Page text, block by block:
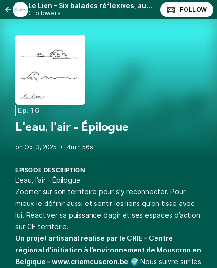
Le Lien - Six balades réflexives, audio-guidées pour se relier à son territoire
0 followers FOLLOW
Ep. 16
L'eau, l'air - Épilogue
• 4min 56s
EPISODE DESCRIPTION
L’eau, l’air - Épilogue
Zoomer sur son territoire pour s’y reconnecter. Pour
mieux le définir aussi et sentir les liens qu’on tisse avec
lui. Réactiver sa puissance d’agir et ses espaces d’action
sur CE territoire.
Un projet artisanal réalisé par le CRIE - Centre
régional d’initiation à l’environnement de Mouscron en
Belgique - www.criemouscron.be 🌍 Nous suivre sur les